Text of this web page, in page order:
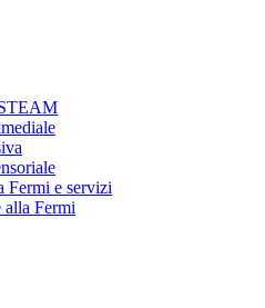
Fermi e servizi
alla Fermi